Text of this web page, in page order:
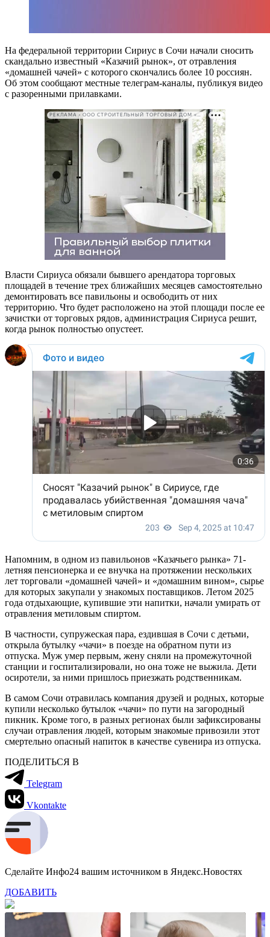
На федеральной территории Сириус в Сочи начали сносить
скандально известный «Казачий рынок», от отравления
«домашней чачей» с которого скончались более 10 россиян.
Об этом сообщают местные телеграм-каналы, публикуя видео
с разоренными прилавками.
РЕКЛАМА • ООО СТРОИТЕЛЬНЫЙ ТОРГОВЫЙ ДОМ «ПЕТРОВИЧ». ИНН: 7802348846
Власти Сириуса обязали бывшего арендатора торговых
площадей в течение трех ближайших месяцев самостоятельно
демонтировать все павильоны и освободить от них
территорию. Что будет расположено на этой площади после ее
зачистки от торговых рядов, администрация Сириуса решит,
когда рынок полностью опустеет.
Напомним, в одном из павильонов «Казачьего рынка» 71-
летняя пенсионерка и ее внучка на протяжении нескольких
лет торговали «домашней чачей» и «домашним вином», сырье
для которых закупали у знакомых поставщиков. Летом 2025
года отдыхающие, купившие эти напитки, начали умирать от
отравления метиловым спиртом.
В частности, супружеская пара, ездившая в Сочи с детьми,
открыла бутылку «чачи» в поезде на обратном пути из
отпуска. Муж умер первым, жену сняли на промежуточной
станции и госпитализировали, но она тоже не выжила. Дети
осиротели, за ними пришлось приезжать родственникам.
В самом Сочи отравилась компания друзей и родных, которые
купили несколько бутылок «чачи» по пути на загородный
пикник. Кроме того, в разных регионах были зафиксированы
случаи отравления людей, которым знакомые привозили этот
смертельно опасный напиток в качестве сувенира из отпуска.
ПОДЕЛИТЬСЯ В
Telegram
Vkontakte
Сделайте Инфо24 вашим источником в Яндекс.Новостях
ДОБАВИТЬ